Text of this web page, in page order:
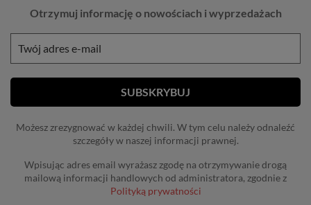
Otrzymuj informację o nowościach i wyprzedażach
Możesz zrezygnować w każdej chwili. W tym celu należy odnaleźć
szczegóły w naszej informacji prawnej.
Wpisując adres email wyrażasz zgodę na otrzymywanie drogą
mailową informacji handlowych od administratora, zgodnie z
Polityką prywatności